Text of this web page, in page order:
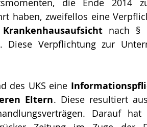
die Ende 2014
haben, zweifellos eine
nach §
Diese Verpflichtung zur
des UKS eine
Eltern. Diese resultiert
Darauf